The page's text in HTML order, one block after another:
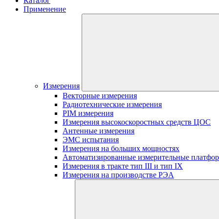
Применение
Измерения
Векторные измерения
Радиотехнические измерения
PIM измерения
Измерения высокоскоростных средств ЦОС
Антенные измерения
ЭМС испытания
Измерения на больших мощностях
Автоматизированные измерительные
Измерения в тракте тип III и тип IX
Измерения на производстве РЭА